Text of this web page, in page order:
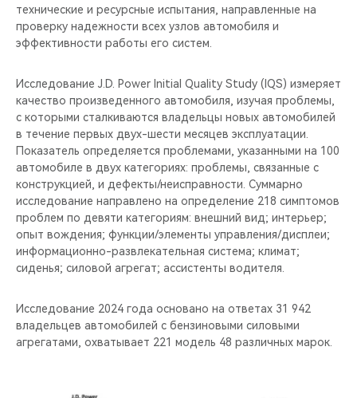
технические и ресурсные испытания, направленные на
проверку надежности всех узлов автомобиля и
эффективности работы его систем.
Исследование J.D. Power Initial Quality Study (IQS) измеряет
качество произведенного автомобиля, изучая проблемы,
с которыми сталкиваются владельцы новых автомобилей
в течение первых двух-шести месяцев эксплуатации.
Показатель определяется проблемами, указанными на 100
автомобиле в двух категориях: проблемы, связанные с
конструкцией, и дефекты/неисправности. Суммарно
исследование направлено на определение 218 симптомов
проблем по девяти категориям: внешний вид; интерьер;
опыт вождения; функции/элементы управления/дисплеи;
информационно-развлекательная система; климат;
сиденья; силовой агрегат; ассистенты водителя.
Исследование 2024 года основано на ответах 31 942
владельцев автомобилей с бензиновыми силовыми
агрегатами, охватывает 221 модель 48 различных марок.